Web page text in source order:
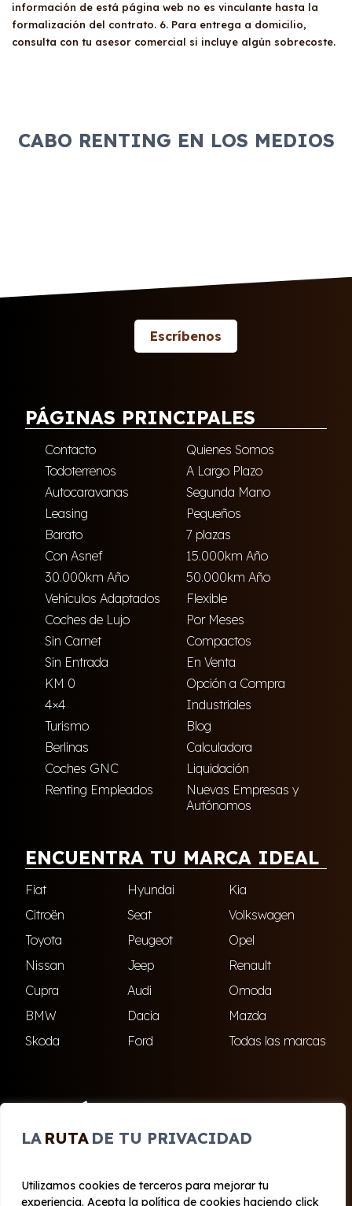
LA RUTA DE TU PRIVACIDAD
Utilizamos cookies de terceros para mejorar tu
experiencia. Acepta la política de cookies haciendo click
información de está página web no es vinculante hasta la
formalización del contrato. 6. Para entrega a domicilio,
consulta con tu asesor comercial si incluye algún sobrecoste.
CABO RENTING EN LOS MEDIOS
Escríbenos
PÁGINAS PRINCIPALES
Contacto
Quienes Somos
Todoterrenos
A Largo Plazo
Autocaravanas
Segunda Mano
Leasing
Pequeños
Barato
7 plazas
Con Asnef
15.000km Año
30.000km Año
50.000km Año
Vehículos Adaptados
Flexible
Coches de Lujo
Por Meses
Sin Carnet
Compactos
Sin Entrada
En Venta
KM 0
Opción a Compra
4×4
Industriales
Turismo
Blog
Berlinas
Calculadora
Coches GNC
Liquidación
Renting Empleados
Nuevas Empresas y
Autónomos
ENCUENTRA TU MARCA IDEAL
Fiat Hyundai
Kia
Citroën
Seat
Volkswagen
Toyota
Peugeot
Opel
Nissan
Jeep
Renault
Cupra
Audi
Omoda
BMW
Dacia
Mazda
Skoda
Ford Todas las marcas
El Ejido Roquetas de Mar